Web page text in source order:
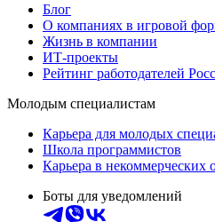
Блог
О компаниях в игровой
Жизнь в компании
ИТ-проекты
Рейтинг работодателей
Молодым специалистам
Карьера для молодых
Школа программистов
Карьера в некоммерческих
Боты для уведомлений